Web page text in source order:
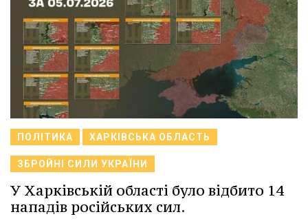
ПОЛІТИКА ХАРКІВСЬКА ОБЛАСТЬ
ЗБРОЙНІ СИЛИ УКРАЇНИ
У Харківській області було відбито 14
нападів російських сил.